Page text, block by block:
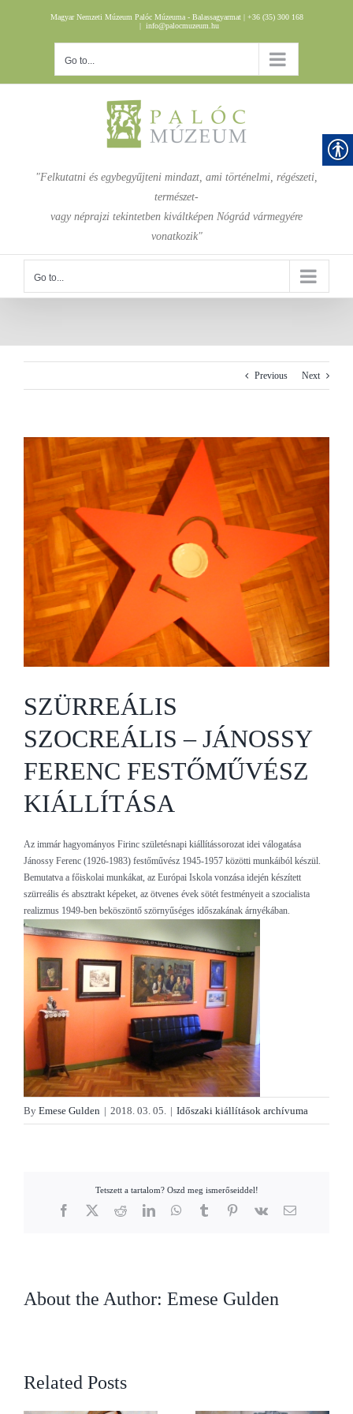
Magyar Nemzeti Múzeum Palóc Múzeuma - Balassagyarmat | +36 (35) 300 168
| info@palocmuzeum.hu
Go to...
"Felkutatni és egybegyűjteni mindazt, ami történelmi, régészeti,
természet-
vagy néprajzi tekintetben kiváltképen Nógrád vármegyére
vonatkozik"
Go to...
Previous Next
SZÜRREÁLIS
SZOCREÁLIS – JÁNOSSY
FERENC FESTŐMŰVÉSZ
KIÁLLÍTÁSA
Az immár hagyományos Firinc születésnapi kiállítássorozat idei válogatása
Jánossy Ferenc (1926-1983) festőművész 1945-1957 közötti munkáiból készül.
Bemutatva a főiskolai munkákat, az Európai Iskola vonzása idején készített
szürreális és absztrakt képeket, az ötvenes évek sötét festményeit a szocialista
realizmus 1949-ben beköszöntő szörnyűséges időszakának árnyékában.
By Emese Gulden | 2018. 03. 05. | Időszaki kiállítások archívuma
Tetszett a tartalom? Oszd meg ismerőseiddel!
Facebook
X RedditLinkedInWhatsApp
TumblrPinterest
Vk Email
About the Author: Emese Gulden
Related Posts